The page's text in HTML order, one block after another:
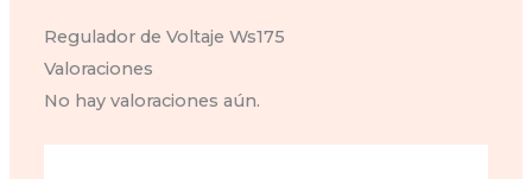
Regulador de Voltaje Ws175
Valoraciones
No hay valoraciones aún.